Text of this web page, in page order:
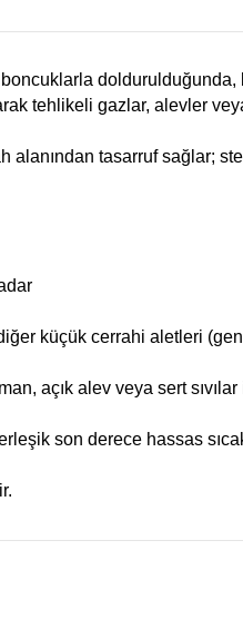
doldurulduğunda,
tehlikeli gazlar, alevler
alanından tasarruf sağlar;
küçük cerrahi aletleri
açık alev veya sert
son derece hassas